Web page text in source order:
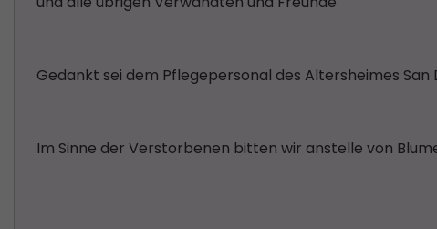
Gedankt sei dem Pflegepersonal des Altersheimes
Im Sinne der Verstorbenen bitten wir anstelle von